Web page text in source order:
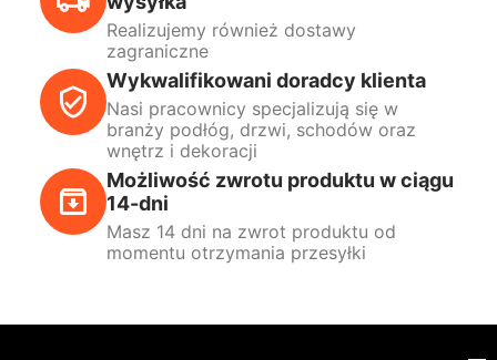
Realizujemy również dostawy
zagraniczne
Wykwalifikowani doradcy klienta
Nasi pracownicy specjalizują się w
branży podłóg, drzwi, schodów oraz
wnętrz i dekoracji
Możliwość zwrotu produktu w ciągu
14-dni
Masz 14 dni na zwrot produktu od
momentu otrzymania przesyłki